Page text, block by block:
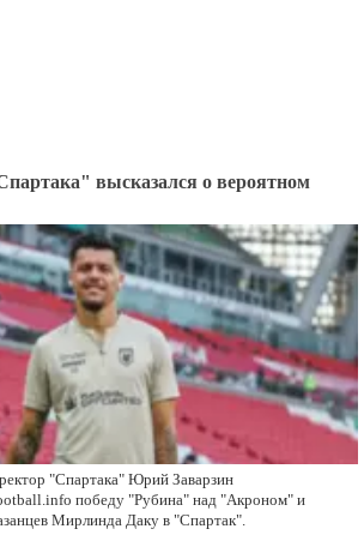
высказался о вероятном
"Спартака" Юрий Заварзин
победу "Рубина" над "Акроном" и
Мирлинда Даку в "Спартак".